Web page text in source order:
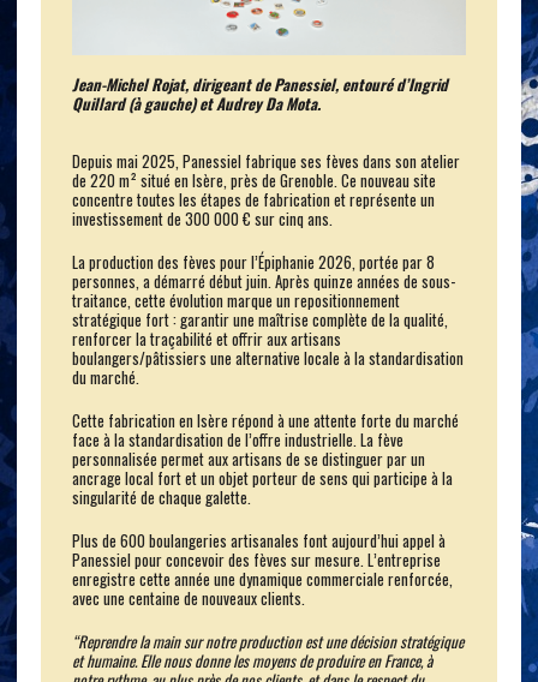
Jean-Michel Rojat, dirigeant de Panessiel, entouré d’Ingrid
Quillard (à gauche) et Audrey Da Mota.
Depuis mai 2025, Panessiel fabrique ses fèves dans son atelier
de 220 m² situé en Isère, près de Grenoble. Ce nouveau site
concentre toutes les étapes de fabrication et représente un
investissement de 300 000 € sur cinq ans.
La production des fèves pour l’Épiphanie 2026, portée par 8
personnes, a démarré début juin. Après quinze années de sous-
traitance, cette évolution marque un repositionnement
stratégique fort : garantir une maîtrise complète de la qualité,
renforcer la traçabilité et offrir aux artisans
boulangers/pâtissiers une alternative locale à la standardisation
du marché.
Cette fabrication en Isère répond à une attente forte du marché
face à la standardisation de l’offre industrielle. La fève
personnalisée permet aux artisans de se distinguer par un
ancrage local fort et un objet porteur de sens qui participe à la
singularité de chaque galette.
Plus de 600 boulangeries artisanales font aujourd’hui appel à
Panessiel pour concevoir des fèves sur mesure. L’entreprise
enregistre cette année une dynamique commerciale renforcée,
avec une centaine de nouveaux clients.
“Reprendre la main sur notre production est une décision stratégique
et humaine. Elle nous donne les moyens de produire en France, à